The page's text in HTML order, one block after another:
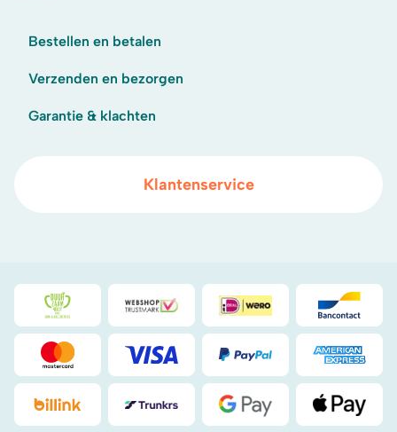
Bestellen en betalen
Verzenden en bezorgen
Garantie & klachten
Klantenservice
Duurzaamheidsprijs duin- & bollenstreek
WebwinkelKeuriDeal
Mastercard Visa PayPal
Billink DHL Google Pay Apple